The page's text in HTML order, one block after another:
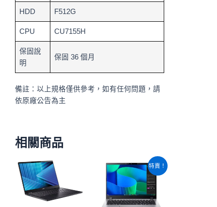
HDD F512G
CPU CU7155H
保固說
明
保固 36 個月
備註：以上規格僅供參考，如有任何問題，請
依原廠公告為主
相關商品
特賣！
原
始
價
格：
NT$37,060。
目
前
價
格：
NT$35,880。